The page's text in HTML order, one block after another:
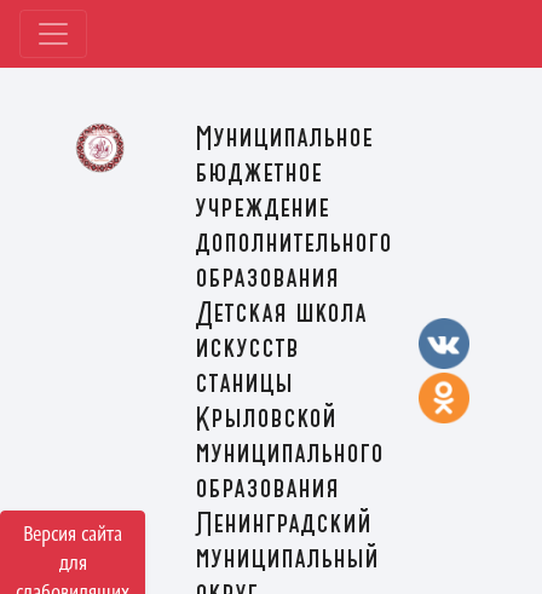
Версия сайта
для
Муниципальное
бюджетное
учреждение
дополнительного
образования
Детская школа
искусств
станицы
Крыловской
муниципального
образования
Ленинградский
муниципальный